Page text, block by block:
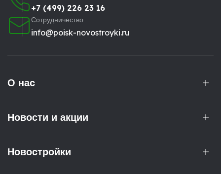
+7 (499) 226 23 16
Сотрудничество
info@poisk-novostroyki.ru
О нас
Новости и акции
Новостройки